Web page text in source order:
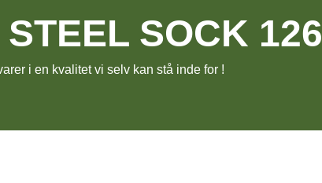
SOCK 126
i en kvalitet vi selv kan stå inde for !